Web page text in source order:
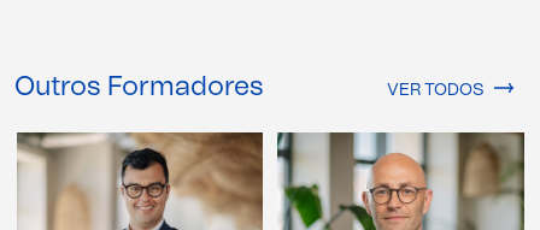
Outros Formadores VER TODOS